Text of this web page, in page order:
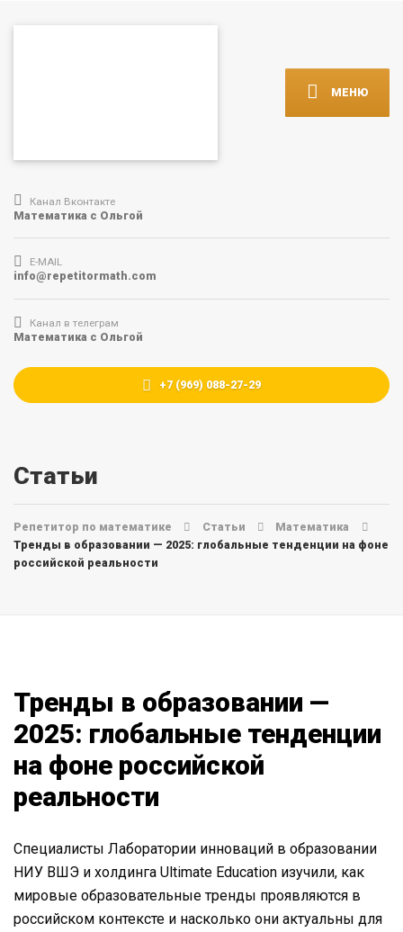
МЕНЮ
Канал Вконтакте
Математика с Ольгой
E-MAIL
info@repetitormath.com
Канал в телеграм
Математика с Ольгой
+7 (969) 088-27-29
Статьи
Репетитор по математике Статьи
Математика
Тренды в образовании — 2025: глобальные тенденции на фоне
российской реальности
Тренды в образовании —
2025: глобальные тенденции
на фоне российской
реальности
Специалисты Лаборатории инноваций в образовании
НИУ ВШЭ и холдинга Ultimate Education изучили, как
мировые образовательные тренды проявляются в
российском контексте и насколько они актуальны для